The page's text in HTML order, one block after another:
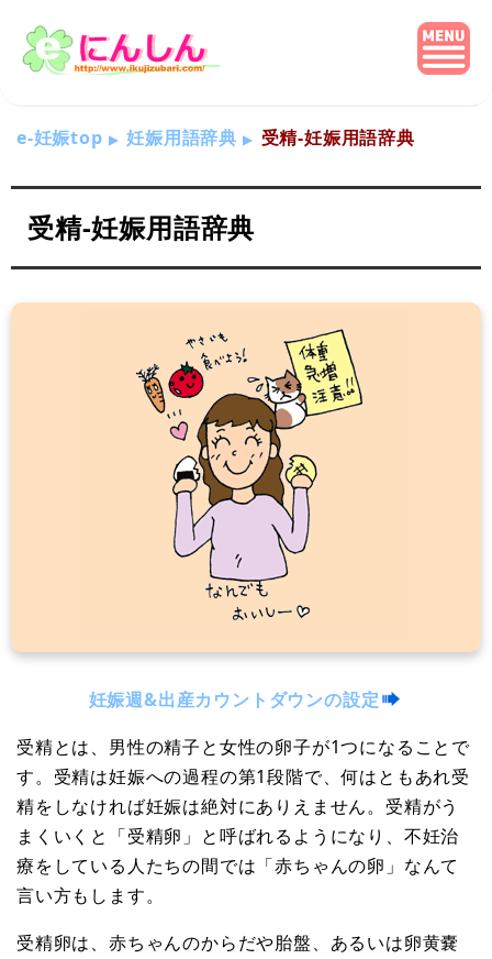
e-妊娠top 妊娠用語辞典 受精-妊娠用語辞典
受精-妊娠用語辞典
妊娠週&出産カウントダウンの設定
受精とは、男性の精子と女性の卵子が1つになることで
す。受精は妊娠への過程の第1段階で、何はともあれ受
精をしなければ妊娠は絶対にありえません。受精がう
まくいくと「受精卵」と呼ばれるようになり、不妊治
療をしている人たちの間では「赤ちゃんの卵」なんて
言い方もします。
受精卵は、赤ちゃんのからだや胎盤、あるいは卵黄嚢